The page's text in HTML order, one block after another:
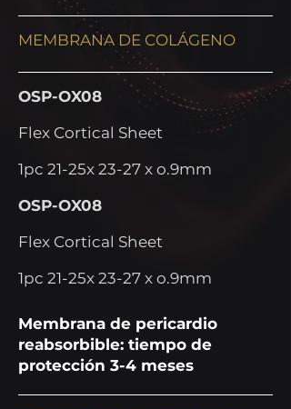
MEMBRANA DE COLÁGENO
OSP-OX08
Flex Cortical Sheet
1pc 21-25x 23-27 x o.9mm
OSP-OX08
Flex Cortical Sheet
1pc 21-25x 23-27 x o.9mm
Membrana de pericardio
reabsorbible: tiempo de
protección 3-4 meses